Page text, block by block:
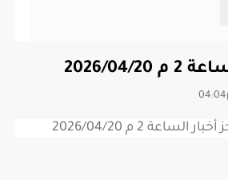
04/20
2 م 2026/04/20